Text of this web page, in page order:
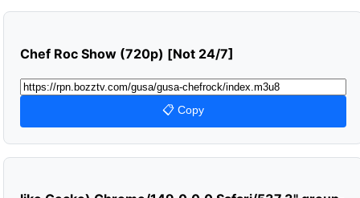
Chef Roc Show (720p) [Not 24/7]
📋 Copy